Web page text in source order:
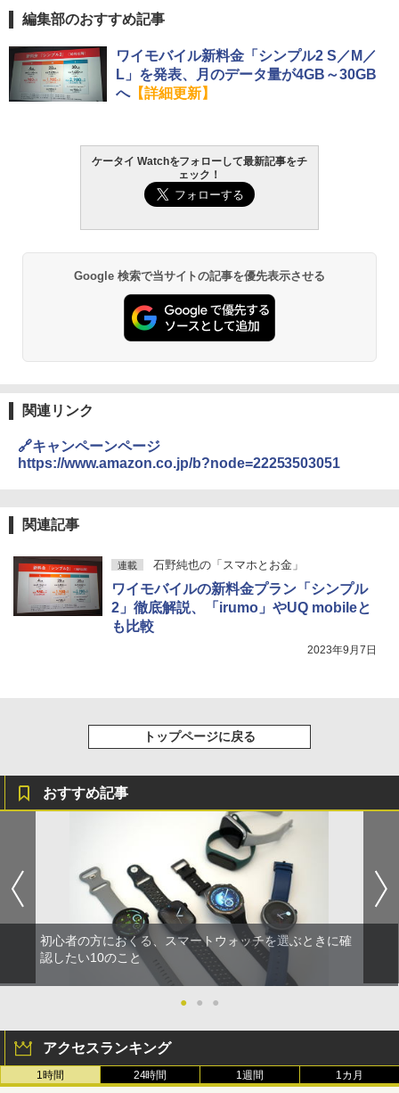
編集部のおすすめ記事
ワイモバイル新料金「シンプル2 S／M／
L」を発表、月のデータ量が4GB～30GB
へ【詳細更新】
ケータイ Watchをフォローして最新記事をチ
ェック！
Google 検索で当サイトの記事を優先表示させる
関連リンク
🔗キャンペーンページ
https://www.amazon.co.jp/b?node=22253503051
関連記事
連載 石野純也の「スマホとお金」
ワイモバイルの新料金プラン「シンプル
2」徹底解説、「irumo」やUQ mobileと
も比較
2023年9月7日
トップページに戻る
おすすめ記事
初心者の方におくる、スマートウォッチを選ぶときに確
認したい10のこと
● ● ●
アクセスランキング
1時間 24時間 1週間 1カ月